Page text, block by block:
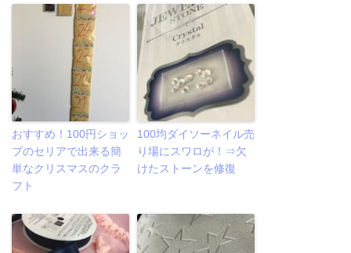
おすすめ！100円ショッ
プのセリアで出来る簡
単なクリスマスのクラ
フト
100均ダイソーネイル売
り場にスワロが！⇒欠
けたストーンを修復